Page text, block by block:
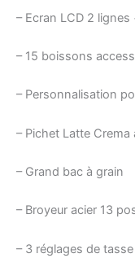
– Ecran LCD 2
– 15 boissons
– Personnalisation
– Pichet Latte Crema
– Grand bac à grain
– Broyeur acier 13
– 3 réglages de